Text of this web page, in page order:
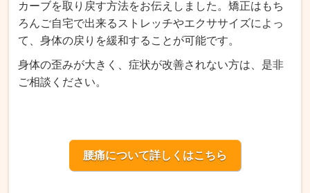
カーブを取り戻す方法をお伝えしました。矯正はもち
ろんご自宅で出来るストレッチやエクササイズによっ
て、身体の戻りを緩和することが可能です。
身体の歪みが大きく、症状が改善されない方は、是非
ご相談ください。
腰痛について詳しくはこちら